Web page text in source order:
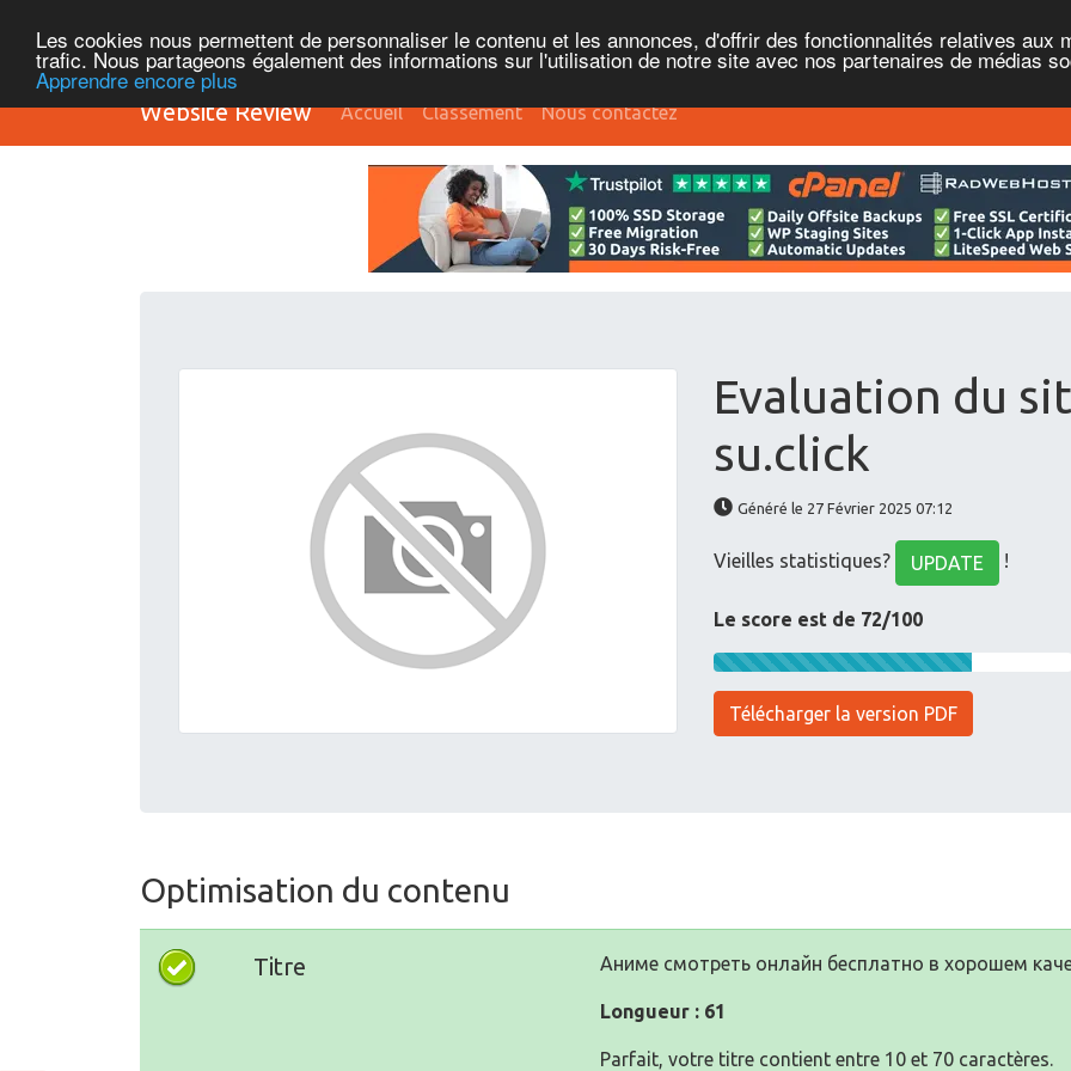
Les cookies nous permettent de personnaliser le contenu et les annonces, d'offrir des fonctionnalités relatives aux
trafic. Nous partageons également des informations sur l'utilisation de notre site avec nos partenaires de médias
Apprendre encore plus
Website Review Accueil Classement Nous contactez
Evaluation du
su.click
Généré le 27 Février 2025 07:12
Vieilles statistiques? UPDATE !
Le score est de 72/100
Télécharger la version PDF
Optimisation du contenu
Titre Аниме смотреть онлайн бесплатно в хорошем
Longueur : 61
Parfait, votre titre contient entre 10 et 70 caractères.